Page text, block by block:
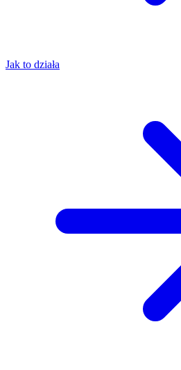
Jak to działa